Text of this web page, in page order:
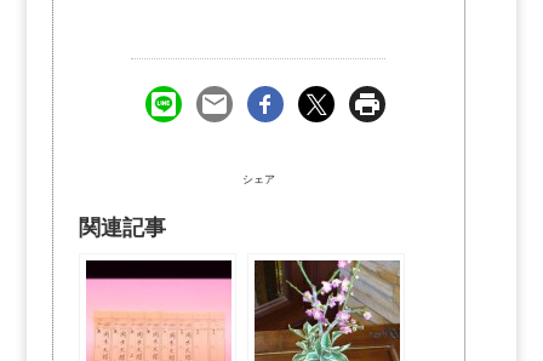
シェア
関連記事